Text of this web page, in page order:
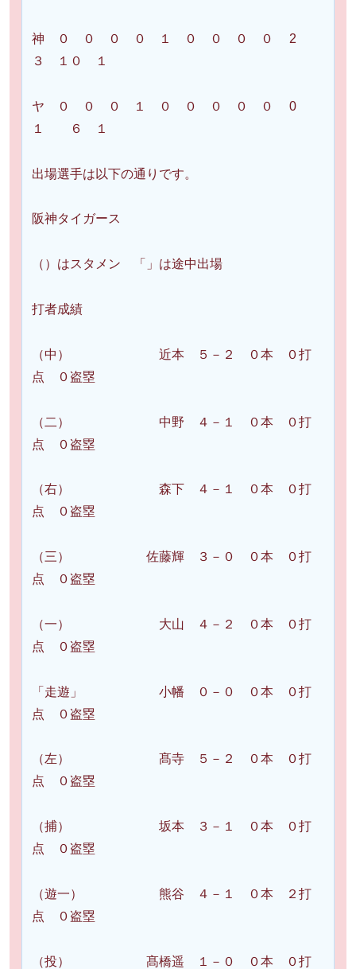
神 ０ ０ ０ ０ １ ０ ０ ０ ０ 2
３ １０ １
ヤ ０ ０ ０ １ ０ ０ ０ ０ ０ 0
１ ６ １
出場選手は以下の通りです。
阪神タイガース
（）はスタメン 「」は途中出場
打者成績
（中） 近本 ５－２ ０本 ０打
点 ０盗塁
（二） 中野 ４－１ ０本 ０打
点 ０盗塁
（右） 森下 ４－１ ０本 ０打
点 ０盗塁
（三） 佐藤輝 ３－０ ０本 ０打
点 ０盗塁
（一） 大山 ４－２ ０本 ０打
点 ０盗塁
「走遊」 小幡 ０－０ ０本 ０打
点 ０盗塁
（左） 髙寺 ５－２ ０本 ０打
点 ０盗塁
（捕） 坂本 ３－１ ０本 ０打
点 ０盗塁
（遊一） 熊谷 ４－１ ０本 ２打
点 ０盗塁
（投） 髙橋遥 １－０ ０本 ０打